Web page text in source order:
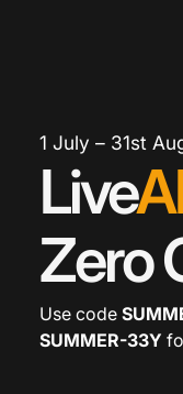
1 July – 31st
Live
Zero
Use code
SUMMER-33Y